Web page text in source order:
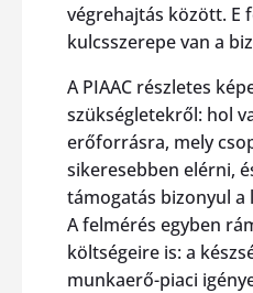
végrehajtás között. E
kulcsszerepe van a
A PIAAC részletes
szükségletekről: hol
erőforrásra, mely
sikeresebben elérni,
támogatás bizonyul a
A felmérés egyben
költségeire is: a
munkaerő-piaci